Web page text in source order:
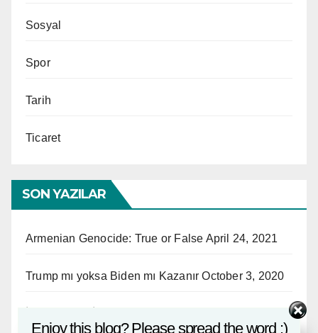
Sosyal
Spor
Tarih
Ticaret
SON YAZILAR
Armenian Genocide: True or False April 24, 2021
Trump mı yoksa Biden mı Kazanır October 3, 2020
Enjoy this blog? Please spread the word :)